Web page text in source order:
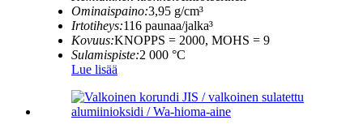
Ominaispaino:3,95 g/cm³
Irtotiheys:116 paunaa/jalka³
Kovuus:KNOPPS = 2000, MOHS = 9
Sulamispiste:2 000 °C
Lue lisää